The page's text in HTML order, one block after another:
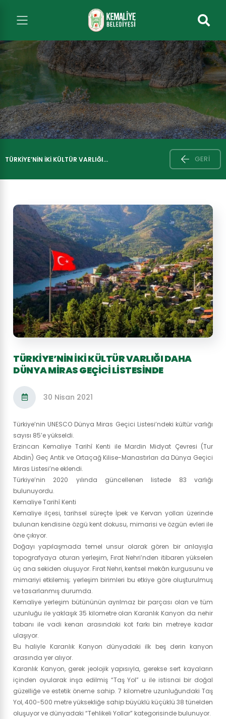
TÜRKİYE’NİN İKİ KÜLTÜR VARLIĞI... GERI
TÜRKİYE’NİN İKİ KÜLTÜR VARLIĞI DAHA
DÜNYA MİRAS GEÇİCİ LİSTESİNDE
30 Nisan 2021
Türkiye’nin UNESCO Dünya Miras Geçici Listesi’ndeki kültür varlığı
sayısı 85’e yükseldi.
Erzincan Kemaliye Tarihî Kenti ile Mardin Midyat Çevresi (Tur
Abdin) Geç Antik ve Ortaçağ Kilise-Manastırları da Dünya Geçici
Miras Listesi’ne eklendi.
Türkiye’nin 2020 yılında güncellenen listede 83 varlığı
bulunuyordu.
Kemaliye Tarihî Kenti
Kemaliye ilçesi, tarihsel süreçte İpek ve Kervan yolları üzerinde
bulunan kendisine özgü kent dokusu, mimarisi ve özgün evleri ile
öne çıkıyor.
Doğayı yapılaşmada temel unsur olarak gören bir anlayışla
topografyaya oturan yerleşim, Fırat Nehri’nden itibaren yükselen
üç ana sekiden oluşuyor. Fırat Nehri, kentsel mekân kurgusunu ve
mimariyi etkilemiş; yerleşim birimleri bu etkiye göre oluşturulmuş
ve tasarlanmış durumda.
Kemaliye yerleşim bütününün ayrılmaz bir parçası olan ve tüm
uzunluğu ile yaklaşık 35 kilometre olan Karanlık Kanyon da nehir
tabanı ile vadi kenarı arasındaki kot farkı bin metreye kadar
ulaşıyor.
Bu haliyle Karanlık Kanyon dünyadaki ilk beş derin kanyon
arasında yer alıyor.
Karanlık Kanyon, gerek jeolojik yapısıyla, gerekse sert kayaların
içinden oyularak inşa edilmiş “Taş Yol” u ile istisnai bir doğal
güzelliğe ve estetik öneme sahip. 7 kilometre uzunluğundaki Taş
Yol, 400-500 metre yüksekliğe sahip büyüklü küçüklü 38 tünelden
oluşuyor ve dünyadaki “Tehlikeli Yollar” kategorisinde bulunuyor.